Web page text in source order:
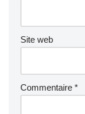
Site web
Commentaire *